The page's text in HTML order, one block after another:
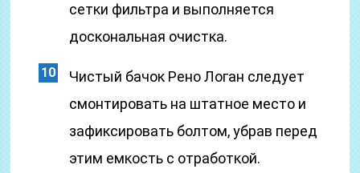
сетки фильтра и выполняется
доскональная очистка.
Чистый бачок Рено Логан следует
смонтировать на штатное место и
зафиксировать болтом, убрав перед
этим емкость с отработкой.